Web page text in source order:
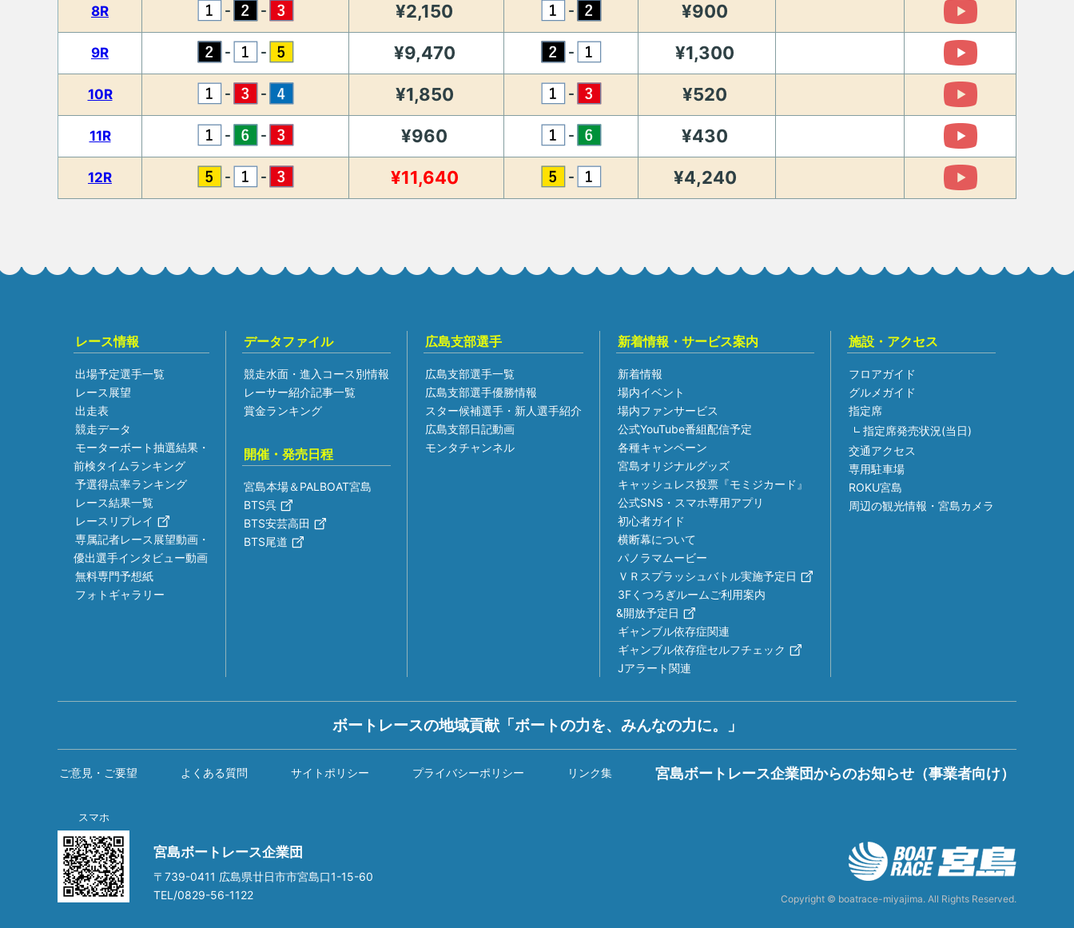
8R - - ¥2,150 - ¥900
9R - - ¥9,470 - ¥1,300
10R - - ¥1,850 - ¥520
11R - - ¥960 - ¥430
12R - - ¥11,640 - ¥4,240
レース情報
出場予定選手一覧
レース展望
出走表
競走データ
モーターボート抽選結果・
前検タイムランキング
予選得点率ランキング
レース結果一覧
レースリプレイ
専属記者レース展望動画・
優出選手インタビュー動画
無料専門予想紙
フォトギャラリー
データファイル
競走水面・進入コース別情報
レーサー紹介記事一覧
賞金ランキング
開催・発売日程
宮島本場＆PALBOAT宮島
BTS呉
BTS安芸高田
BTS尾道
広島支部選手
広島支部選手一覧
広島支部選手優勝情報
スター候補選手・新人選手紹介
広島支部日記動画
モンタチャンネル
新着情報・サービス案内
新着情報
場内イベント
場内ファンサービス
公式YouTube番組配信予定
各種キャンペーン
宮島オリジナルグッズ
キャッシュレス投票『モミジカード』
公式SNS・スマホ専用アプリ
初心者ガイド
横断幕について
パノラマムービー
ＶＲスプラッシュバトル実施予定日
3Fくつろぎルームご利用案内
&開放予定日
ギャンブル依存症関連
ギャンブル依存症セルフチェック
Jアラート関連
施設・アクセス
フロアガイド
グルメガイド
指定席
指定席発売状況(当日)
交通アクセス
専用駐車場
ROKU宮島
周辺の観光情報・宮島カメラ
ボートレースの地域貢献「ボートの力を、みんなの力に。」
ご意見・ご要望 よくある質問 サイトポリシー プライバシーポリシー リンク集 宮島ボートレース企業団からのお知らせ（事業者向け）
スマホ
宮島ボートレース企業団
〒739-0411 広島県廿日市市宮島口1-15-60
TEL/0829-56-1122
Copyright © boatrace-miyajima. All Rights Reserved.